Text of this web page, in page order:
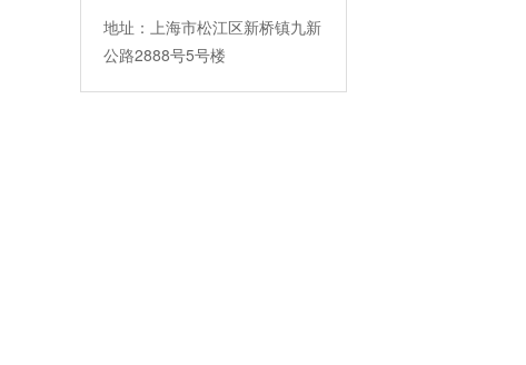
地址：上海市松江区新桥镇九新
公路2888号5号楼